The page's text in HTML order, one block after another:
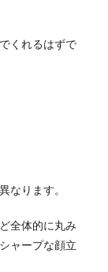
くれるはずで
なります。
全体的に丸み
ャープな顔立